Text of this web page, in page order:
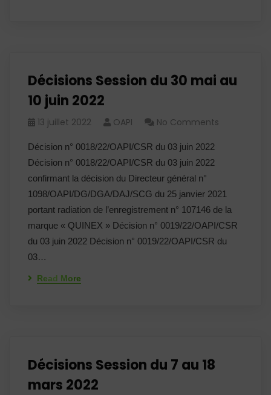
Décisions Session du 30 mai au
10 juin 2022
13 juillet 2022 OAPI No Comments
Décision n° 0018/22/OAPI/CSR du 03 juin 2022
Décision n° 0018/22/OAPI/CSR du 03 juin 2022
confirmant la décision du Directeur général n°
1098/OAPI/DG/DGA/DAJ/SCG du 25 janvier 2021
portant radiation de l’enregistrement n° 107146 de la
marque « QUINEX » Décision n° 0019/22/OAPI/CSR
du 03 juin 2022 Décision n° 0019/22/OAPI/CSR du
03…
Read More
Décisions Session du 7 au 18
mars 2022